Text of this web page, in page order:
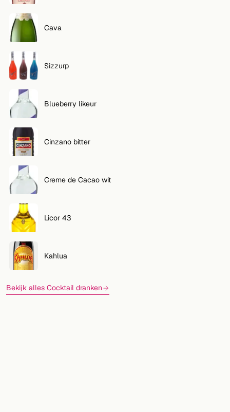
Cava
Sizzurp
Blueberry likeur
Cinzano bitter
Creme de Cacao wit
Licor 43
Kahlua
Bekijk alles Cocktail dranken